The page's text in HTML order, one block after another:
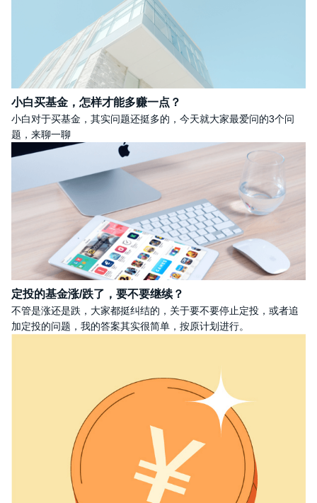
小白买基金，怎样才能多赚一点？
小白对于买基金，其实问题还挺多的，今天就大家最爱问的3个问
题，来聊一聊
定投的基金涨/跌了，要不要继续？
不管是涨还是跌，大家都挺纠结的，关于要不要停止定投，或者追
加定投的问题，我的答案其实很简单，按原计划进行。